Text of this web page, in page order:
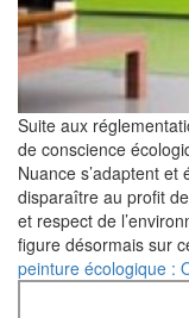
Suite aux
de conscience
Nuance s’adaptent
disparaître au profit
et respect de
figure désormais sur
peinture écologique :